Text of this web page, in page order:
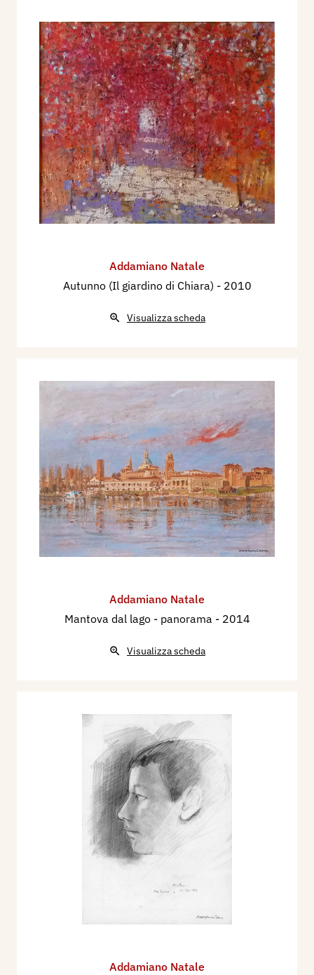
Addamiano Natale
Autunno (Il giardino di Chiara) - 2010
Visualizza scheda
Addamiano Natale
Mantova dal lago - panorama - 2014
Visualizza scheda
Addamiano Natale